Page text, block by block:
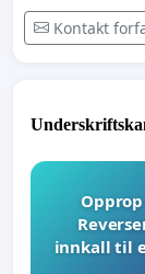
Kontakt
innkall til